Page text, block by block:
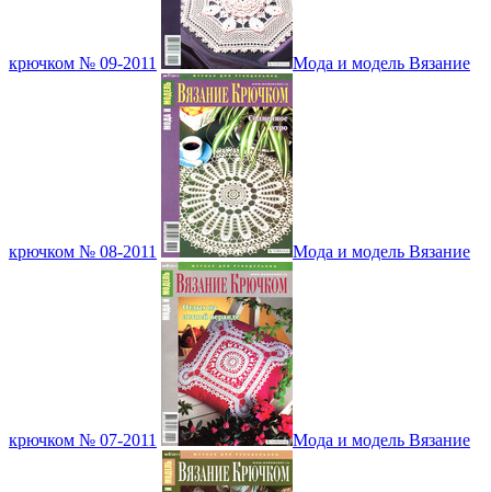
крючком № 09-2011 Мода и модель Вязание
крючком № 08-2011 Мода и модель Вязание
крючком № 07-2011 Мода и модель Вязание